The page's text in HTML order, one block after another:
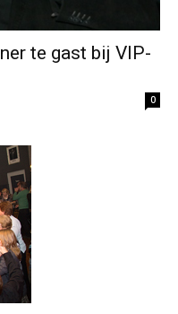
te gast bij VIP-
0